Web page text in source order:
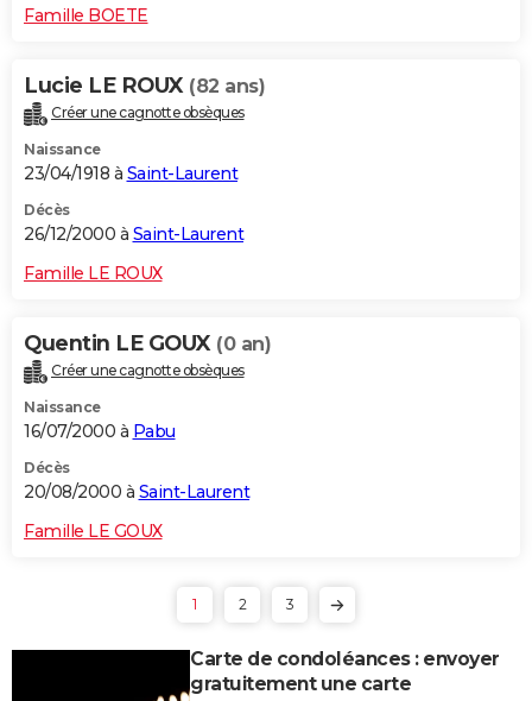
Famille BOETE
Lucie LE ROUX (82 ans)
Créer une cagnotte obsèques
Naissance
23/04/1918 à Saint-Laurent
Décès
26/12/2000 à Saint-Laurent
Famille LE ROUX
Quentin LE GOUX (0 an)
Créer une cagnotte obsèques
Naissance
16/07/2000 à Pabu
Décès
20/08/2000 à Saint-Laurent
Famille LE GOUX
1 2 3
Carte de condoléances : envoyer
gratuitement une carte